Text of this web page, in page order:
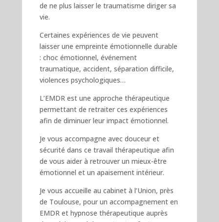
de ne plus laisser le traumatisme diriger sa
vie.
Certaines expériences de vie peuvent
laisser une empreinte émotionnelle durable
: choc émotionnel, événement
traumatique, accident, séparation difficile,
violences psychologiques…
L’EMDR est une approche thérapeutique
permettant de retraiter ces expériences
afin de diminuer leur impact émotionnel.
Je vous accompagne avec douceur et
sécurité dans ce travail thérapeutique afin
de vous aider à retrouver un mieux-être
émotionnel et un apaisement intérieur.
Je vous accueille au cabinet à l’Union, près
de Toulouse, pour un accompagnement en
EMDR et hypnose thérapeutique auprès